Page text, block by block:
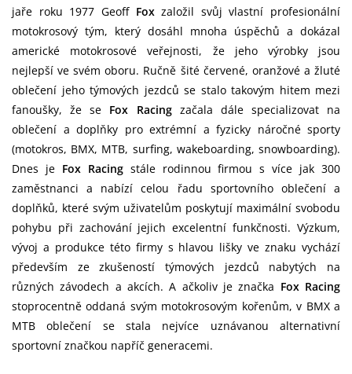
jaře roku 1977 Geoff Foxzaložil svůj vlastní profesionální
motokrosový tým, který dosáhl mnoha úspěchů a dokázal
americké motokrosové veřejnosti, že jeho výrobky jsou
nejlepší ve svém oboru. Ručně šité červené, oranžové a žluté
oblečení jeho týmových jezdců se stalo takovým hitem mezi
fanoušky, že se Fox Racingzačala dále specializovat na
oblečení a doplňky pro extrémní a fyzicky náročné sporty
(motokros, BMX, MTB, surfing, wakeboarding, snowboarding).
Dnes je Fox Racingstále rodinnou firmou s více jak 300
zaměstnanci a nabízí celou řadu sportovního oblečení a
doplňků, které svým uživatelům poskytují maximální svobodu
pohybu při zachování jejich excelentní funkčnosti. Výzkum,
vývoj a produkce této firmy s hlavou lišky ve znaku vychází
především ze zkušeností týmových jezdců nabytých na
různých závodech a akcích. A ačkoliv je značka Fox Racing
stoprocentně oddaná svým motokrosovým kořenům, v BMX a
MTB oblečení se stala nejvíce uznávanou alternativní
sportovní značkou napříč generacemi.